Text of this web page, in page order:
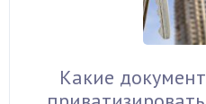
Какие